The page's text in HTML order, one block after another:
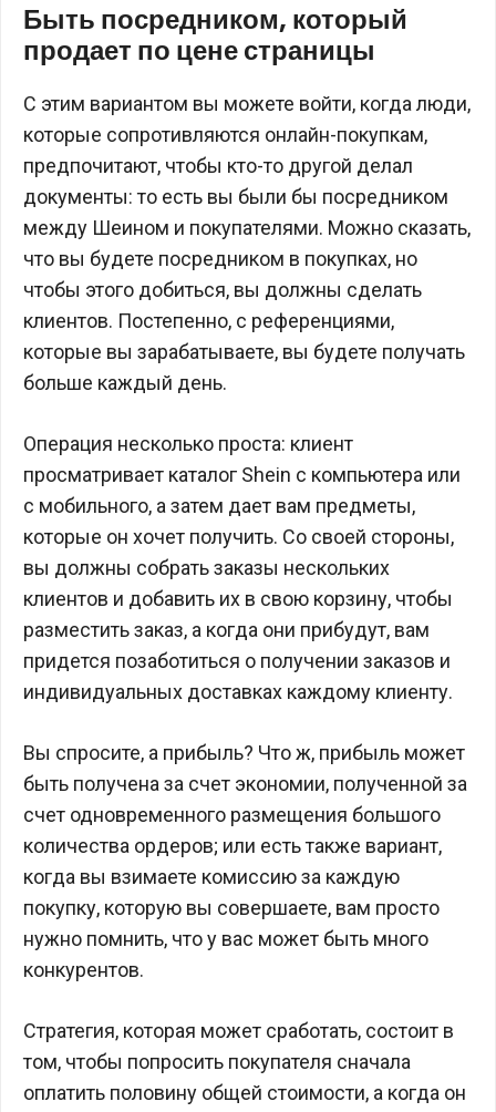
Быть посредником, который
продает по цене страницы
С этим вариантом вы можете войти, когда люди,
которые сопротивляются онлайн-покупкам,
предпочитают, чтобы кто-то другой делал
документы: то есть вы были бы посредником
между Шеином и покупателями. Можно сказать,
что вы будете посредником в покупках, но
чтобы этого добиться, вы должны сделать
клиентов. Постепенно, с референциями,
которые вы зарабатываете, вы будете получать
больше каждый день.
Операция несколько проста: клиент
просматривает каталог Shein с компьютера или
с мобильного, а затем дает вам предметы,
которые он хочет получить. Со своей стороны,
вы должны собрать заказы нескольких
клиентов и добавить их в свою корзину, чтобы
разместить заказ, а когда они прибудут, вам
придется позаботиться о получении заказов и
индивидуальных доставках каждому клиенту.
Вы спросите, а прибыль? Что ж, прибыль может
быть получена за счет экономии, полученной за
счет одновременного размещения большого
количества ордеров; или есть также вариант,
когда вы взимаете комиссию за каждую
покупку, которую вы совершаете, вам просто
нужно помнить, что у вас может быть много
конкурентов.
Стратегия, которая может сработать, состоит в
том, чтобы попросить покупателя сначала
оплатить половину общей стоимости, а когда он